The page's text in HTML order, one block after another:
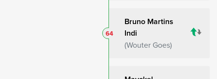
Bruno Martins
Indi
Wouter Goes
64